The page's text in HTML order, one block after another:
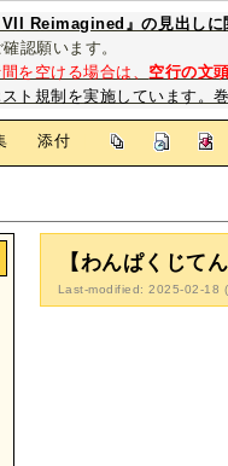
VII Reimagined』の見出し
認願います。
を空ける場合は、 空行の文
ト規制を実施しています。
添付
【わんぱくじてん
Last-modified: 2025-02-18